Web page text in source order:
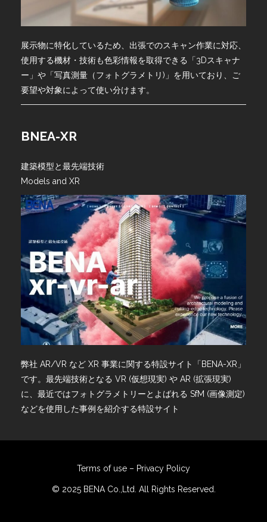
展示物に特化しているため、出張でのスキャン作業に対応、
使用する機材・技術も色彩情報を取得できる「3Dスキャナ
ー」や「写真測量（フォトグラメトリ)」を用いており、ご
要望や対象によって使い分けます。
BNEA-XR
建築模型と最先端技術
Models and XR
弊社 AR/VR など XR 事業に関する特設サイト「BENA-XR」
です。最先端技術となる VR (仮想現実) や AR (拡張現実)
に、最近ではフォトグラメトリーとよばれる SfM (画像測定)
などを使用した事例を紹介する特設サイト
Terms of use – Privacy Policy
© 2025 BENA Co.,Ltd. All Rights Reserved.